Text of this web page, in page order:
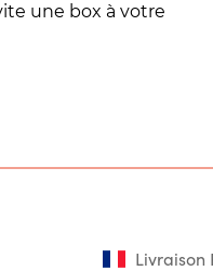
une box à votre
Livraison